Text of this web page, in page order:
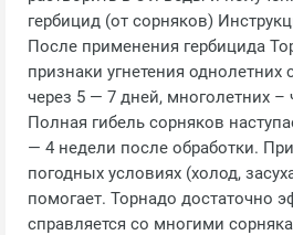
гербицид (от сорняков)
После применения гербицида
признаки угнетения однолетних
через 5 — 7 дней, многолетних –
Полная гибель сорняков
— 4 недели после обработки.
погодных условиях (холод,
помогает. Торнадо достаточно
справляется со многими